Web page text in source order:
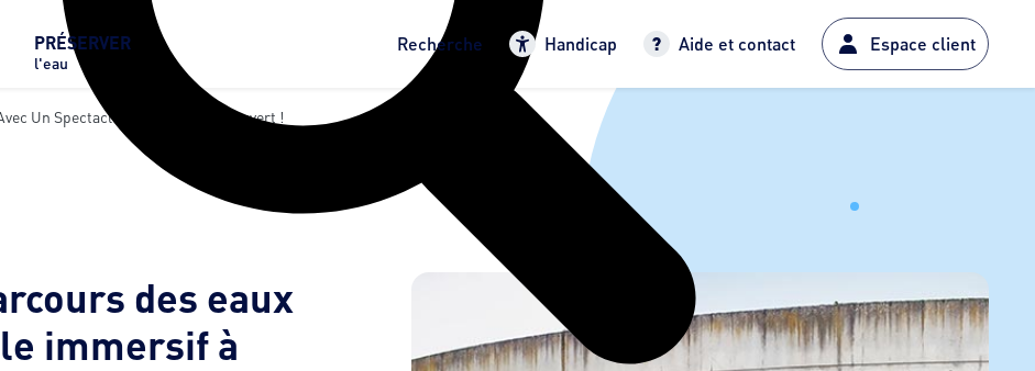
PRÉSERVER
l'eau
Recherche Handicap Aide et contact Espace client
Un Spectacle Immersif À Ciel Ouvert !
des eaux
immersif à